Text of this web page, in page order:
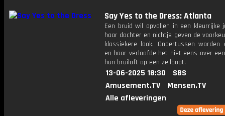
Say Yes to the Dress: Atlanta
Een bruid wil opvallen in een kleurrijke
haar dochter en nichtje geven de
klassiekere look. Ondertussen worden
en haar verloofde het niet eens over
hun bruiloft op een zeilboot.
13-06-2025 18:30
SBS
Amusement.TV
Mensen.TV
Alle afleveringen